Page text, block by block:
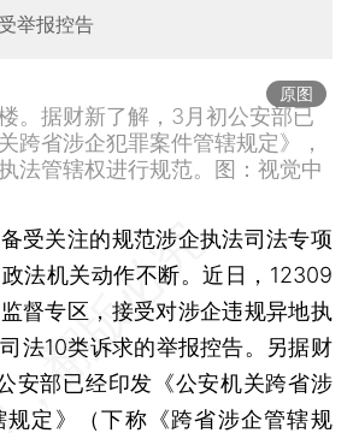
举报控告
原图
。据财新了解，3月初公安部已
跨省涉企犯罪案件管辖规定》，
法管辖权进行规范。图：视觉中
备受关注的规范涉企执法司法专项
法机关动作不断。近日，12309
督专区，接受对涉企违规异地执
法10类诉求的举报控告。另据财
安部已经印发《公安机关跨省涉
规定》（下称《跨省涉企管辖规